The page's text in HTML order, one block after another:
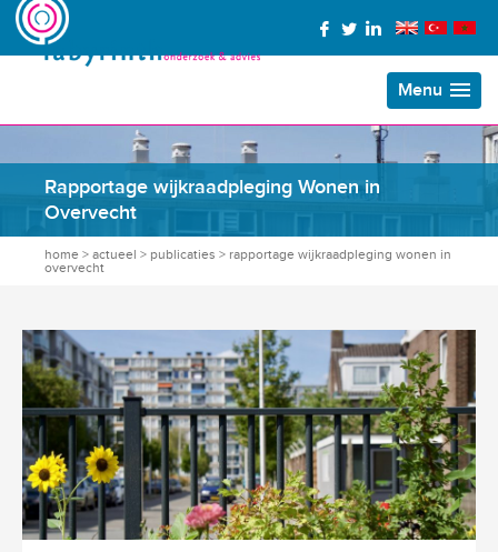
Menu
Rapportage wijkraadpleging Wonen in
Overvecht
home > actueel > publicaties > rapportage wijkraadpleging wonen in
overvecht